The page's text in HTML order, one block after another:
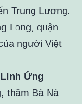
Trung Lương.
Long, quận
người Việt
Ứng
thăm Bà Nà